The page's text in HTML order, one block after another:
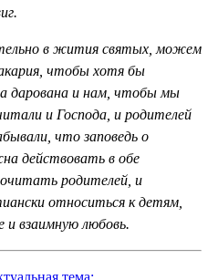
в жития святых, можем
чтобы хотя бы
дарована и нам, чтобы мы
и Господа, и родителей
что заповедь о
действовать в обе
родителей, и
относиться к детям,
и взаимную любовь.
тема: